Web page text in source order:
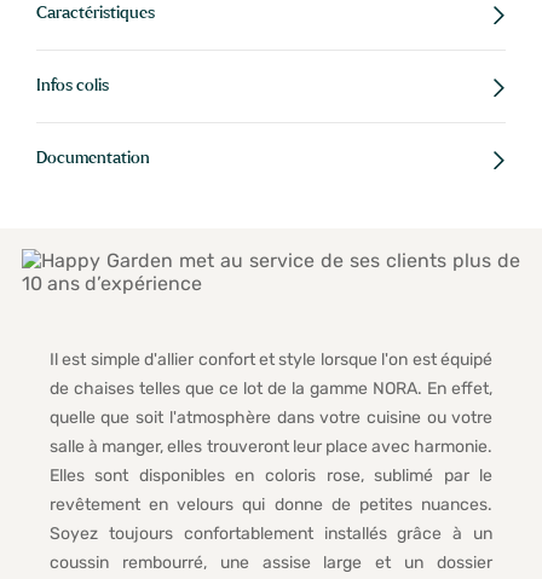
Caractéristiques
Infos colis
Documentation
Il est simple d'allier confort et style lorsque l'on est équipé
de chaises telles que ce lot de la gamme NORA. En effet,
quelle que soit l'atmosphère dans votre cuisine ou votre
salle à manger, elles trouveront leur place avec harmonie.
Elles sont disponibles en coloris rose, sublimé par le
revêtement en velours qui donne de petites nuances.
Soyez toujours confortablement installés grâce à un
coussin rembourré, une assise large et un dossier